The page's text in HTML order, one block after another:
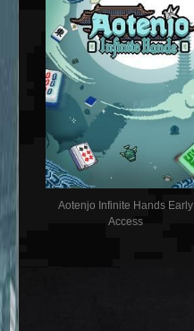
Aotenjo Infinite Hands Early
Access